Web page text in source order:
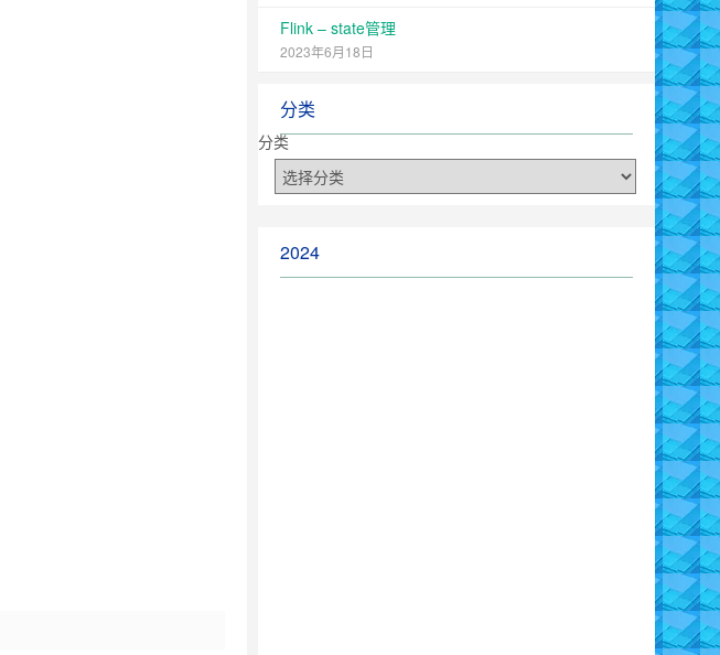
Flink – state管理
2023年6月18日
分类
分类
2024